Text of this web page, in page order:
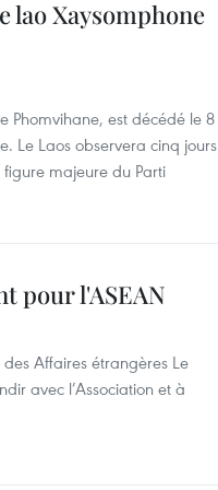
lao Xaysomphone
Phomvihane, est décédé le 8
Le Laos observera cinq jours
majeure du Parti
pour l'ASEAN
Affaires étrangères Le
avec l’Association et à